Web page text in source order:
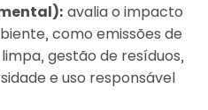
avalia o impacto
como emissões de
gestão de resíduos,
e uso responsável